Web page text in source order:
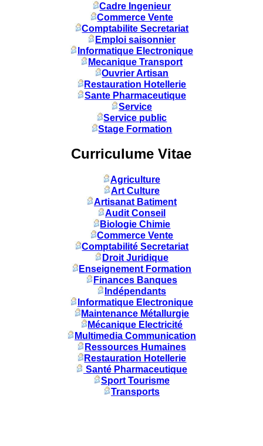
Cadre Ingenieur
Commerce Vente
Comptabilite Secretariat
Emploi saisonnier
Informatique Electronique
Mecanique Transport
Ouvrier Artisan
Restauration Hotellerie
Sante Pharmaceutique
Service
Service public
Stage Formation
Curriculume Vitae
Agriculture
Art Culture
Artisanat Batiment
Audit Conseil
Biologie Chimie
Commerce Vente
Comptabilité Secretariat
Droit Juridique
Enseignement Formation
Finances Banques
Indépendants
Informatique Electronique
Maintenance Métallurgie
Mécanique Electricité
Multimedia Communication
Ressources Humaines
Restauration Hotellerie
Santé Pharmaceutique
Sport Tourisme
Transports